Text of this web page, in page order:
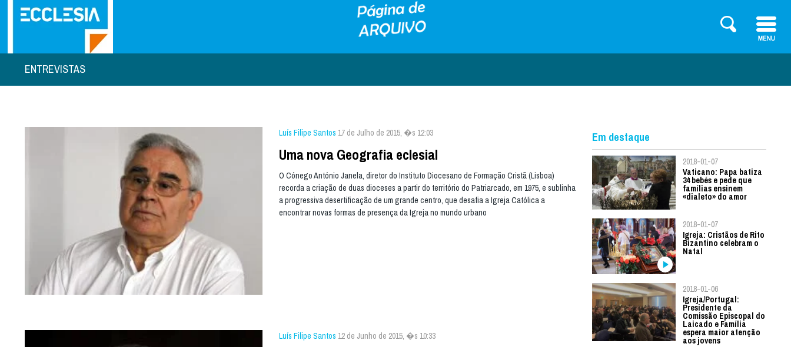
ENTREVISTAS
Luís Filipe Santos 17 de Julho de 2015, �s 12:03
Uma nova Geografia eclesial
O Cónego António Janela, diretor do Instituto Diocesano de Formação Cristã (Lisboa)
recorda a criação de duas dioceses a partir do território do Patriarcado, em 1975, e sublinha
a progressiva desertificação de um grande centro, que desafia a Igreja Católica a
encontrar novas formas de presença da Igreja no mundo urbano
Luís Filipe Santos 12 de Junho de 2015, �s 10:33
Em destaque
2018-01-07
Vaticano: Papa batiza
34 bebés e pede que
famílias ensinem
«dialeto» do amor
2018-01-07
Igreja: Cristãos de Rito
Bizantino celebram o
Natal
2018-01-06
Igreja/Portugal:
Presidente da
Comissão Episcopal do
Laicado e Família
espera maior atenção
aos jovens